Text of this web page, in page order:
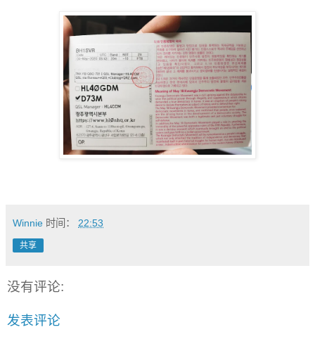
Winnie 时间： 22:53
共享
没有评论:
发表评论